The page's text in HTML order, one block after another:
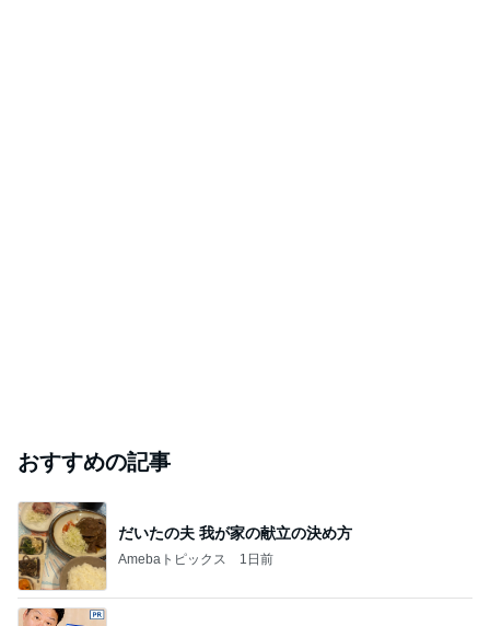
おすすめの記事
だいたの夫 我が家の献立の決め方
Amebaトピックス 1日前